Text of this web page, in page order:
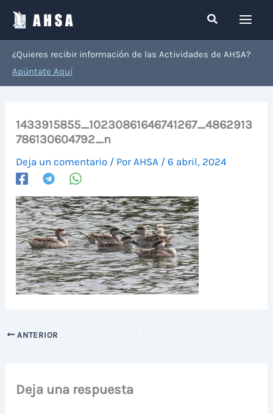
contenido
Buscar
¿Quieres recibir información de las Actividades de AHSA?
Apúntate Aquí
1433915855_10230861646741267_4862913
786130604792_n
Deja un comentario / Por AHSA /6 abril, 2024
ANTERIOR
Deja una respuesta